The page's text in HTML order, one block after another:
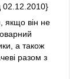
02.12.2010}
якщо він не
а також
разом з